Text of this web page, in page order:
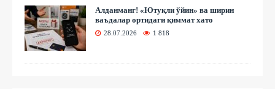
Алданманг! «Ютуқли ўйин» ва ширин
ваъдалар ортидаги қиммат хато
28.07.2026 1 818